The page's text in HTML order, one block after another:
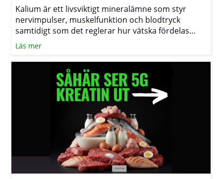
Kalium är ett livsviktigt mineralämne som styr
nervimpulser, muskelfunktion och blodtryck
samtidigt som det reglerar hur vätska fördelas
inne i och utanför cellerna. När halterna sjunker
kan du känna av kramp, trötthet eller svullnad.
Texten nedan förklarar sambanden och visar hur
du med kost och vätskeplanering kan minska
risken för besvär.
Läs mer